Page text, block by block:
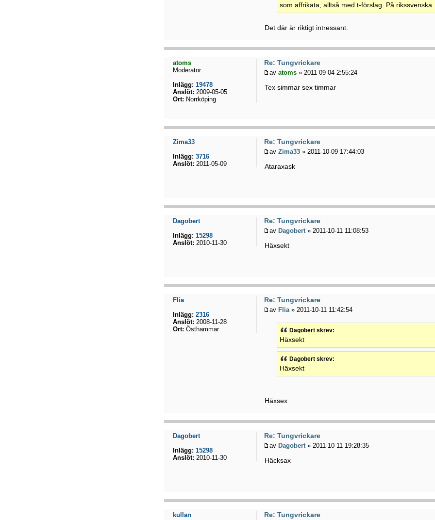
som affrikata, alltså med t-förslag. På rikssvenska.
Det där är riktigt intressant.
Re: Tungvrickare
avatoms » 2011-09-04 2:55:24
Tex simmar sex timmar
atoms
Moderator
Inlägg: 19478
Anslöt: 2009-05-05
Ort: Norrköping
Re: Tungvrickare
avZima33 » 2011-10-09 17:44:03
Ataraxask
Zima33
Inlägg: 3716
Anslöt: 2011-05-09
Re: Tungvrickare
av Dagobert » 2011-10-11 11:08:53
Häxsekt
Dagobert
Inlägg: 15298
Anslöt: 2010-11-30
Re: Tungvrickare
avFlia » 2011-10-11 11:42:54
Dagobert skrev:
Häxsekt
Dagobert skrev:
Häxsekt
Häxsex
Flia
Inlägg: 2316
Anslöt: 2008-11-28
Ort: Östhammar
Re: Tungvrickare
av Dagobert » 2011-10-11 19:28:35
Häcksax
Dagobert
Inlägg: 15298
Anslöt: 2010-11-30
Re: Tungvrickare
kullan